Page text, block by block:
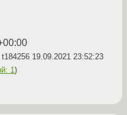
19.09.2021 23:52:23
1)